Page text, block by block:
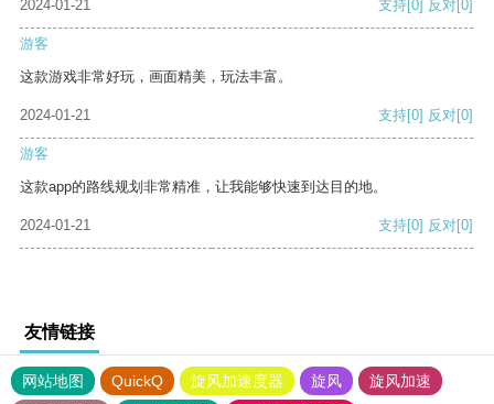
2024-01-21 支持[0] 反对[0]
游客
这款游戏非常好玩，画面精美，玩法丰富。
2024-01-21 支持[0] 反对[0]
游客
这款app的路线规划非常精准，让我能够快速到达目的地。
2024-01-21 支持[0] 反对[0]
友情链接
网站地图 QuickQ 旋风加速度器 旋风
旋风加速